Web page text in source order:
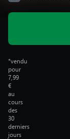
*vendu
pour
7,99
€
au
cours
des
30
derniers
jours